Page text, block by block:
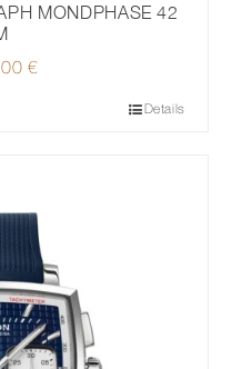
MONDPHASE 42
€
Details